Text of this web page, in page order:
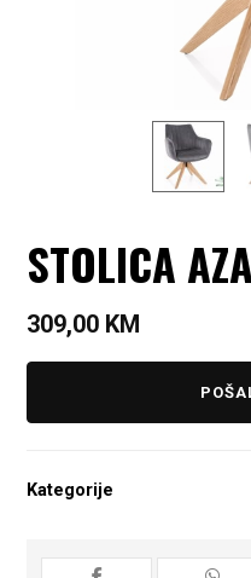
STOLICA
309,00 KM
Kategorije